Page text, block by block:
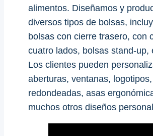
alimentos. Diseñamos y
diversos tipos de bolsas,
bolsas con cierre trasero, con
cuatro lados, bolsas stand-up,
Los clientes pueden
aberturas, ventanas,
redondeadas, asas
muchos otros diseños